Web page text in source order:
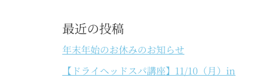
最近の投稿
年末年始のお休みのお知らせ
【ドライヘッドスパ講座】11/10（月）in